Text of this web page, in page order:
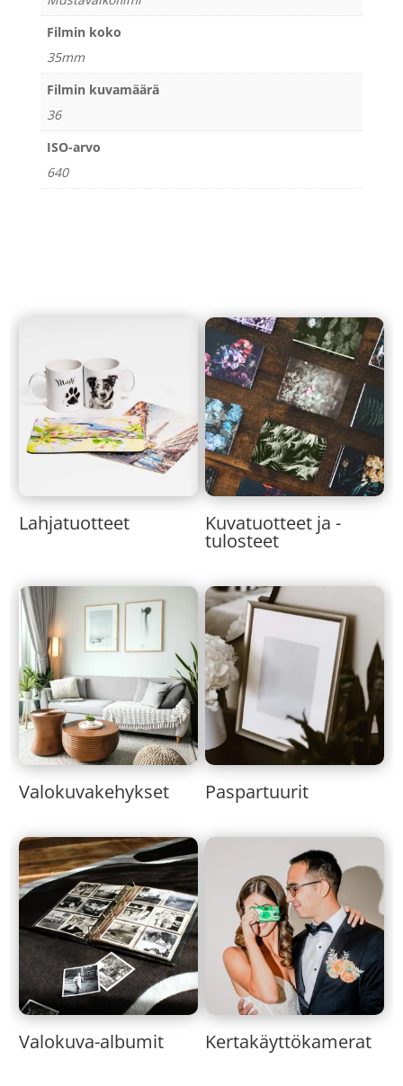
Filmin koko
35mm
Filmin kuvamäärä
36
ISO-arvo
640
Lahjatuotteet Kuvatuotteet ja -
tulosteet
Valokuvakehykset Paspartuurit
Valokuva-albumit Kertakäyttökamerat